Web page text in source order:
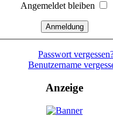
Angemeldet bleiben
Passwort
Benutzername
Anzeige